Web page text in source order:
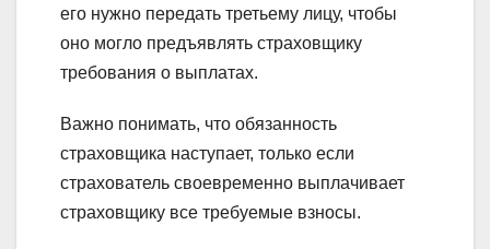
его нужно передать третьему лицу, чтобы
оно могло предъявлять страховщику
требования о выплатах.
Важно понимать, что обязанность
страховщика наступает, только если
страхователь своевременно выплачивает
страховщику все требуемые взносы.